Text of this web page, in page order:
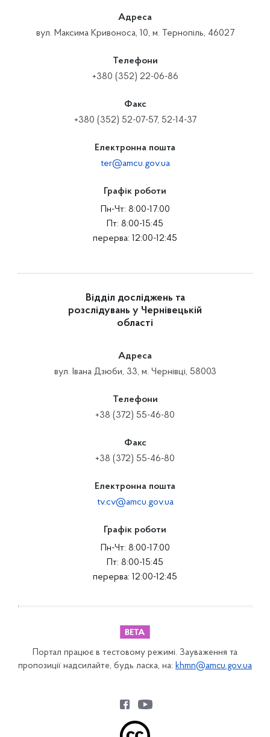
Адреса
вул. Максима Кривоноса, 10, м. Тернопіль, 46027
Телефони
+380 (352) 22-06-86
Факс
+380 (352) 52-07-57, 52-14-37
Електронна пошта
ter@amcu.gov.ua
Графік роботи
Пн-Чт: 8:00-17:00
Пт: 8:00-15:45
перерва: 12:00-12:45
Відділ досліджень та
розслідувань у Чернівецькій
області
Адреса
вул. Івана Дзюби, 33, м. Чернівці, 58003
Телефони
+38 (372) 55-46-80
Факс
+38 (372) 55-46-80
Електронна пошта
tv.cv@amcu.gov.ua
Графік роботи
Пн-Чт: 8:00-17:00
Пт: 8:00-15:45
перерва: 12:00-12:45
Портал працює в тестовому режимі. Зауваження та
пропозиції надсилайте, будь ласка, на: khmn@amcu.gov.ua